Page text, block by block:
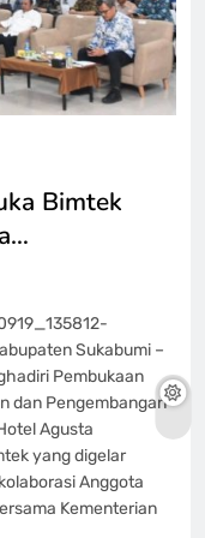
Bimtek
Sukabumi –
Pembukaan
dan Pengembangan
Agusta
yang digelar
Anggota
Kementerian